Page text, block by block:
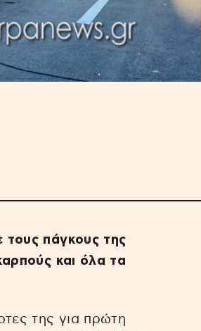
τους πάγκους της
και όλα τα
της για πρώτη